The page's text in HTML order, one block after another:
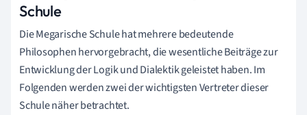
Schule
Die Megarische Schule hat mehrere bedeutende
Philosophen hervorgebracht, die wesentliche Beiträge zur
Entwicklung der Logik und Dialektik geleistet haben. Im
Folgenden werden zwei der wichtigsten Vertreter dieser
Schule näher betrachtet.